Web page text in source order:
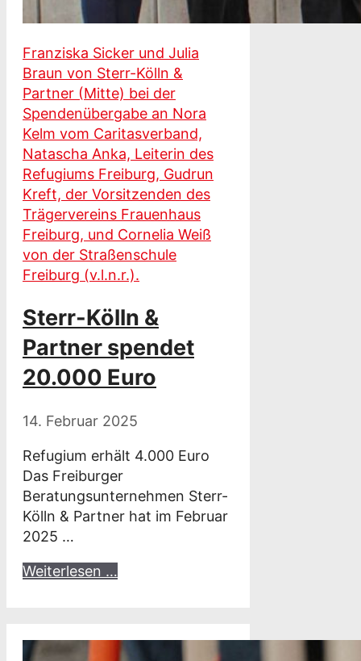
Franziska Sicker und Julia
Braun von Sterr-Kölln &
Partner (Mitte) bei der
Spendenübergabe an Nora
Kelm vom Caritasverband,
Natascha Anka, Leiterin des
Refugiums Freiburg, Gudrun
Kreft, der Vorsitzenden des
Trägervereins Frauenhaus
Freiburg, und Cornelia Weiß
von der Straßenschule
Freiburg (v.l.n.r.).
Sterr-Kölln &
Partner spendet
20.000 Euro
14. Februar 2025
Refugium erhält 4.000 Euro
Das Freiburger
Beratungsunternehmen Sterr-
Kölln & Partner hat im Februar
2025 …
Weiterlesen …